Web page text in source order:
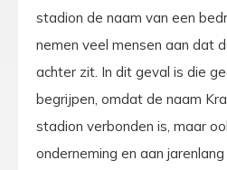
stadion de naam van een
nemen veel mensen aan dat
achter zit. In dit geval is die
begrijpen, omdat de naam
stadion verbonden is, maar
onderneming en aan